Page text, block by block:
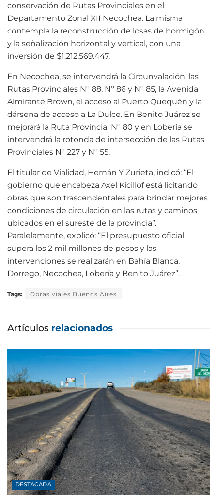
conservación de Rutas Provinciales en el
Departamento Zonal XII Necochea. La misma
contempla la reconstrucción de losas de hormigón
y la señalización horizontal y vertical, con una
inversión de $1.212.569.447.
En Necochea, se intervendrá la Circunvalación, las
Rutas Provinciales Nº 88, Nº 86 y Nº 85, la Avenida
Almirante Brown, el acceso al Puerto Quequén y la
dársena de acceso a La Dulce. En Benito Juárez se
mejorará la Ruta Provincial Nº 80 y en Lobería se
intervendrá la rotonda de intersección de las Rutas
Provinciales Nº 227 y Nº 55.
El titular de Vialidad, Hernán Y Zurieta, indicó: “El
gobierno que encabeza Axel Kicillof está licitando
obras que son trascendentales para brindar mejores
condiciones de circulación en las rutas y caminos
ubicados en el sureste de la provincia”.
Paralelamente, explicó: “El presupuesto oficial
supera los 2 mil millones de pesos y las
intervenciones se realizarán en Bahía Blanca,
Dorrego, Necochea, Lobería y Benito Juárez”.
Tags: Obras viales Buenos Aires
Artículos relacionados
DESTACADA